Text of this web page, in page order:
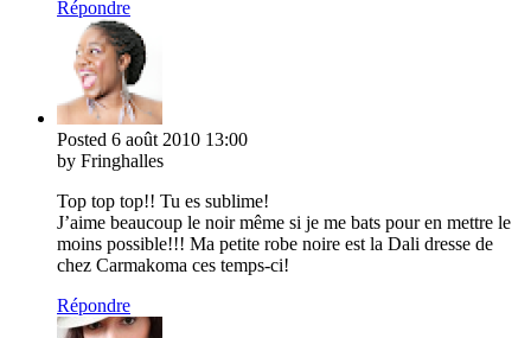
Répondre
Posted 6 août 2010 13:00
by Fringhalles
Top top top!! Tu es sublime!
J’aime beaucoup le noir même si je me bats pour en mettre le
moins possible!!! Ma petite robe noire est la Dali dresse de
chez Carmakoma ces temps-ci!
Répondre